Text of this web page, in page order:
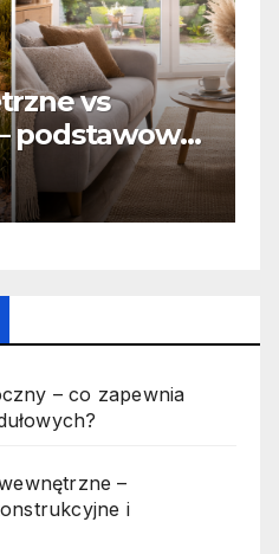
INFORMACJE
Zabicie owada a
jak wygląda to
19 PAŹDZIERNIKA, 2025
– co zapewnia
–
i